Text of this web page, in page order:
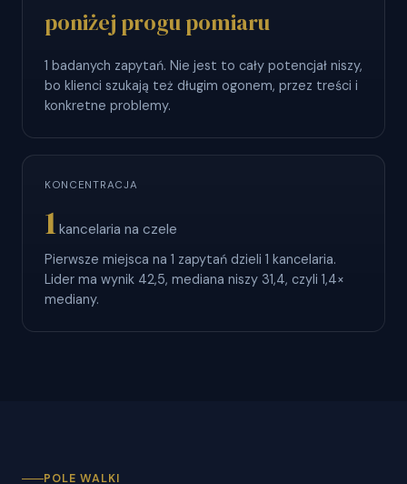
poniżej progu pomiaru
1 badanych zapytań. Nie jest to cały potencjał niszy,
bo klienci szukają też długim ogonem, przez treści i
konkretne problemy.
KONCENTRACJA
1kancelaria na czele
Pierwsze miejsca na 1 zapytań dzieli 1 kancelaria.
Lider ma wynik 42,5, mediana niszy 31,4, czyli 1,4×
mediany.
POLE WALKI